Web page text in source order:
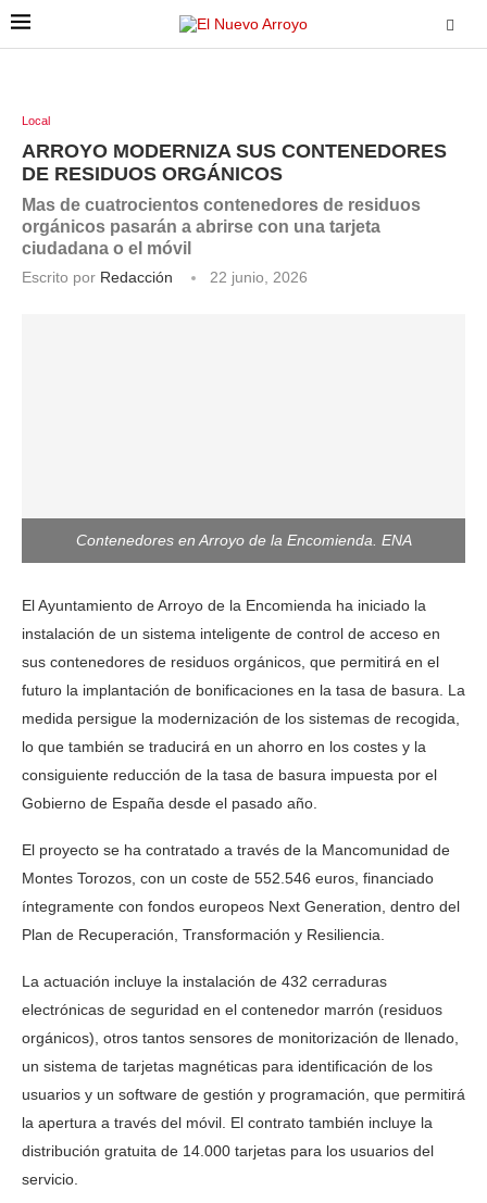
Local
ARROYO MODERNIZA SUS CONTENEDORES
DE RESIDUOS ORGÁNICOS
Mas de cuatrocientos contenedores de residuos
orgánicos pasarán a abrirse con una tarjeta
ciudadana o el móvil
Escrito por Redacción 22 junio, 2026
Contenedores en Arroyo de la Encomienda. ENA
El Ayuntamiento de Arroyo de la Encomienda ha iniciado la
instalación de un sistema inteligente de control de acceso en
sus contenedores de residuos orgánicos, que permitirá en el
futuro la implantación de bonificaciones en la tasa de basura. La
medida persigue la modernización de los sistemas de recogida,
lo que también se traducirá en un ahorro en los costes y la
consiguiente reducción de la tasa de basura impuesta por el
Gobierno de España desde el pasado año.
El proyecto se ha contratado a través de la Mancomunidad de
Montes Torozos, con un coste de 552.546 euros, financiado
íntegramente con fondos europeos Next Generation, dentro del
Plan de Recuperación, Transformación y Resiliencia.
La actuación incluye la instalación de 432 cerraduras
electrónicas de seguridad en el contenedor marrón (residuos
orgánicos), otros tantos sensores de monitorización de llenado,
un sistema de tarjetas magnéticas para identificación de los
usuarios y un software de gestión y programación, que permitirá
la apertura a través del móvil. El contrato también incluye la
distribución gratuita de 14.000 tarjetas para los usuarios del
servicio.